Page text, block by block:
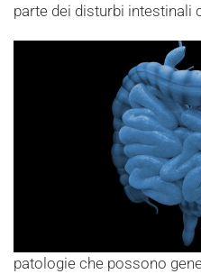
parte dei disturbi intestinali
patologie che possono